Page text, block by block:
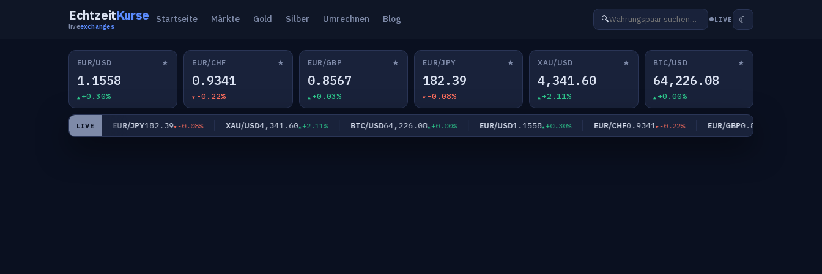
EchtzeitKurse
liveexchanges
Startseite Märkte Gold Silber Umrechnen Blog 🔍 LIVE ☾
EUR/USD ★
1.1558
+0.30%
EUR/CHF ★
0.9341
-0.22%
EUR/GBP ★
0.8567
+0.03%
EUR/JPY ★
182.39
-0.08%
XAU/USD ★
4,341.60
+2.11%
BTC/USD ★
64,226.08
+0.00%
LIVE
+0.03% EUR/JPY182.39 -0.08% XAU/USD4,341.60 +2.11% BTC/USD64,226.08 +0.00% EUR/USD1.1558 +0.30% EUR/CHF0.9341 -0.22% EUR/GBP0.8567